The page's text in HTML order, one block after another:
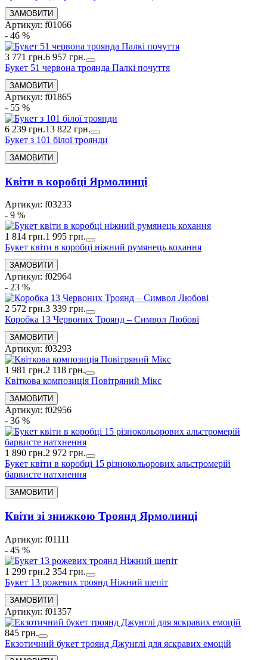
Артикул: f01066
- 46 %
3 771 грн.6 957 грн.
Букет 51 червона троянда Палкі почуття
Артикул: f01865
- 55 %
6 239 грн.13 822 грн.
Букет з 101 білої троянди
Квіти в коробці Ярмолинці
Артикул: f03233
- 9 %
1 814 грн.1 995 грн.
Букет квіти в коробці ніжний румянець кохання
Артикул: f02964
- 23 %
2 572 грн.3 339 грн.
Коробка 13 Червоних Троянд – Символ Любові
Артикул: f03293
1 981 грн.2 118 грн.
Квіткова композиція Повітряний Мікс
Артикул: f02956
- 36 %
1 890 грн.2 972 грн.
Букет квіти в коробці 15 різнокольорових альстромерій
барвисте натхнення
Квіти зі знижкою Троянд Ярмолинці
Артикул: f01111
- 45 %
1 299 грн.2 354 грн.
Букет 13 рожевих троянд Ніжний шепіт
Артикул: f01357
845 грн.
Екзотичний букет троянд Джунглі для яскравих емоцій